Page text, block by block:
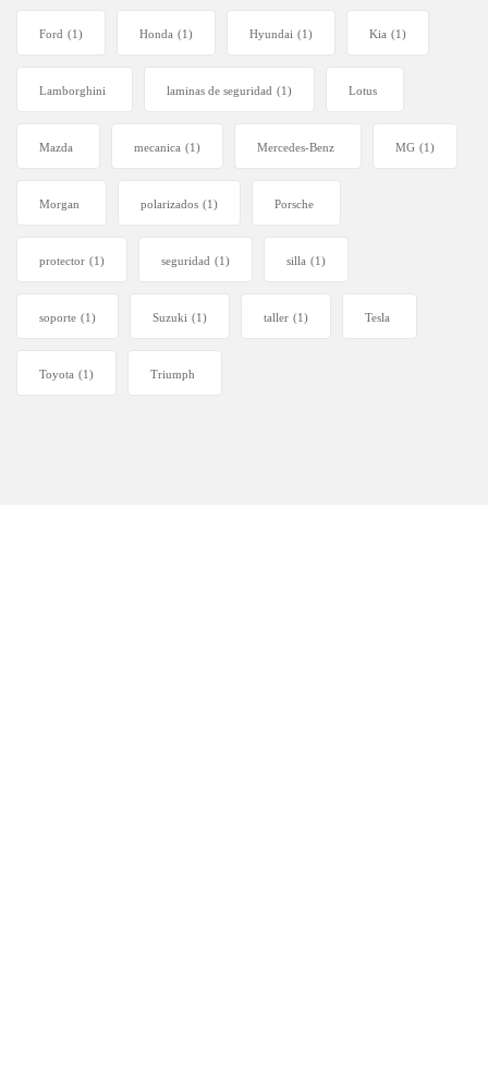
Ford (1) Honda (1) Hyundai (1) Kia (1)
Lamborghini laminas de seguridad (1) Lotus
Mazda mecanica (1) Mercedes-Benz MG (1)
Morgan polarizados (1) Porsche
protector (1) seguridad (1) silla (1)
soporte (1) Suzuki (1) taller (1) Tesla
Toyota (1) Triumph